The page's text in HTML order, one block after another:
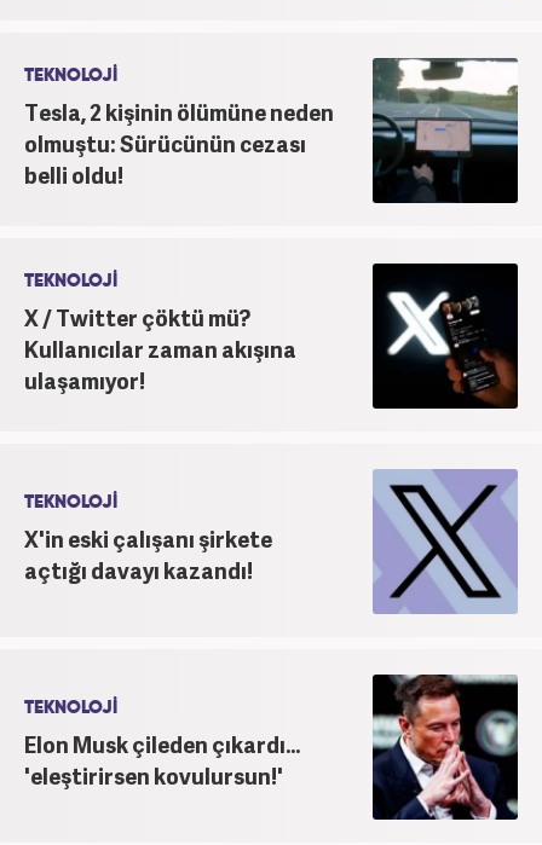
TEKNOLOJİ
Tesla, 2 kişinin ölümüne neden
olmuştu: Sürücünün cezası
belli oldu!
TEKNOLOJİ
X / Twitter çöktü mü?
Kullanıcılar zaman akışına
ulaşamıyor!
TEKNOLOJİ
X'in eski çalışanı şirkete
açtığı davayı kazandı!
TEKNOLOJİ
Elon Musk çileden çıkardı...
'eleştirirsen kovulursun!'